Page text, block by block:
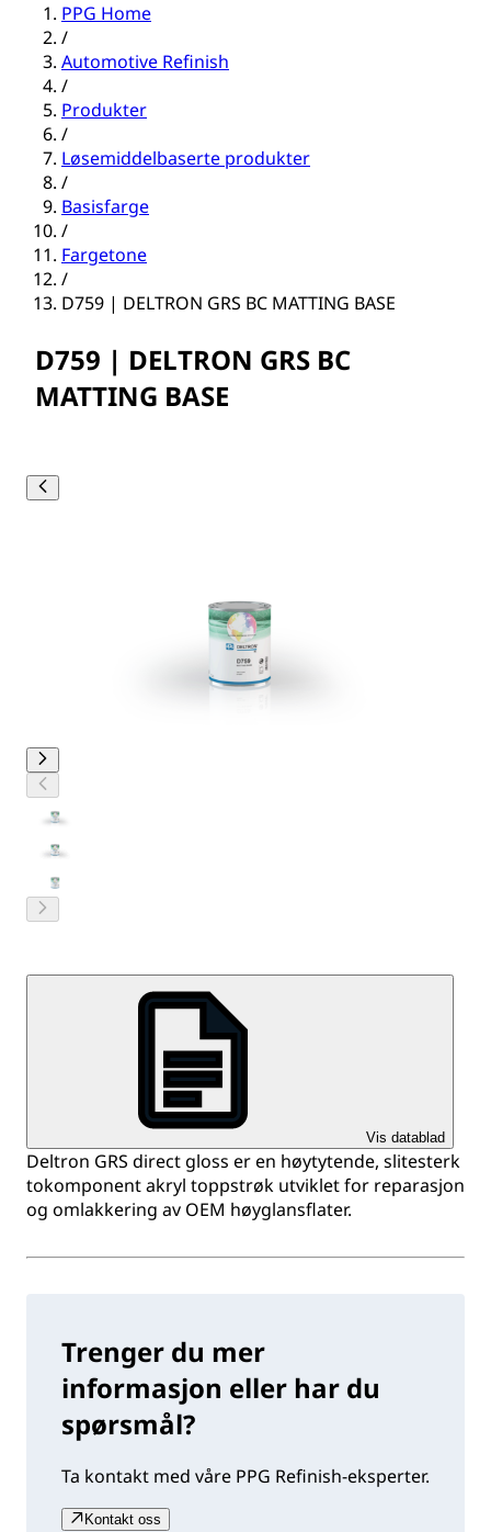
PPG Home
/
Automotive Refinish
/
Produkter
/
Løsemiddelbaserte produkter
/
Basisfarge
/
Fargetone
/
D759 | DELTRON GRS BC MATTING BASE
D759 | DELTRON GRS BC
MATTING BASE
Vis datablad
Deltron GRS direct gloss er en høytytende, slitesterk
tokomponent akryl toppstrøk utviklet for reparasjon
og omlakkering av OEM høyglansflater.
Trenger du mer
informasjon eller har du
spørsmål?
Ta kontakt med våre PPG Refinish-eksperter.
Kontakt oss